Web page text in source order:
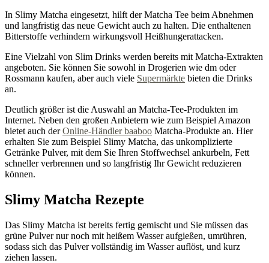
In Slimy Matcha eingesetzt, hilft der Matcha Tee beim Abnehmen
und langfristig das neue Gewicht auch zu halten. Die enthaltenen
Bitterstoffe verhindern wirkungsvoll Heißhungerattacken.
Eine Vielzahl von Slim Drinks werden bereits mit Matcha-Extrakten
angeboten. Sie können Sie sowohl in Drogerien wie dm oder
Rossmann kaufen, aber auch viele Supermärkte bieten die Drinks
an.
Deutlich größer ist die Auswahl an Matcha-Tee-Produkten im
Internet. Neben den großen Anbietern wie zum Beispiel Amazon
bietet auch derOnline-Händler baaboo Matcha-Produkte an. Hier
erhalten Sie zum Beispiel Slimy Matcha, das unkomplizierte
Getränke Pulver, mit dem Sie Ihren Stoffwechsel ankurbeln, Fett
schneller verbrennen und so langfristig Ihr Gewicht reduzieren
können.
Slimy Matcha Rezepte
Das Slimy Matcha ist bereits fertig gemischt und Sie müssen das
grüne Pulver nur noch mit heißem Wasser aufgießen, umrühren,
sodass sich das Pulver vollständig im Wasser auflöst, und kurz
ziehen lassen.